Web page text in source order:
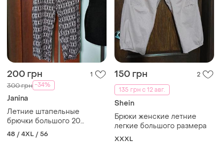
200 грн 1
300 грн -34%
Janina
Летние штапельные
брючки большого 20
размера
48 / 4XL / 56
150 грн
2
135 грн с 12 авг.
Shein
Брюки женские летние
легкие большого размера
XXXL